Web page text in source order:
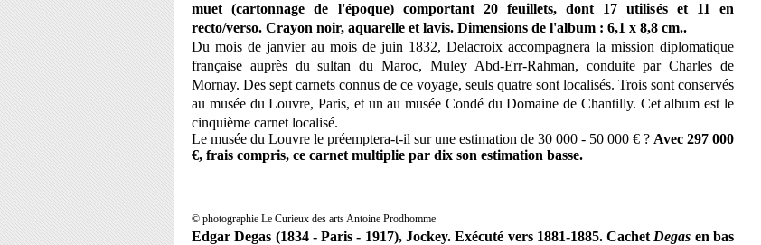
muet (cartonnage de l'époque) comportant 20 feuillets, dont 17 utilisés et 11 en
recto/verso. Crayon noir, aquarelle et lavis. Dimensions de l'album : 6,1 x 8,8 cm..
Du mois de janvier au mois de juin 1832, Delacroix accompagnera la mission diplomatique
française auprès du sultan du Maroc, Muley Abd-Err-Rahman, conduite par Charles de
Mornay. Des sept carnets connus de ce voyage, seuls quatre sont localisés. Trois sont conservés
au musée du Louvre, Paris, et un au musée Condé du Domaine de Chantilly. Cet album est le
cinquième carnet localisé.
Le musée du Louvre le préemptera-t-il sur une estimation de 30 000 - 50 000 € ? Avec 297 000
€, frais compris, ce carnet multiplie par dix son estimation basse.
© photographie Le Curieux des arts Antoine Prodhomme
Edgar Degas (1834 - Paris - 1917), Jockey. Exécuté vers 1881-1885. Cachet Degas en bas